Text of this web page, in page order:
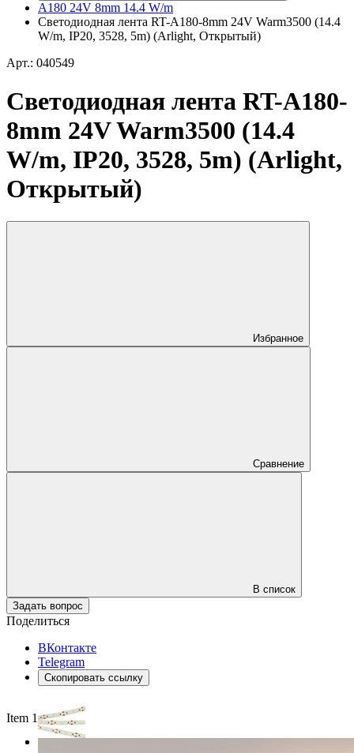
A180 24V 8mm 14.4 W/m
Светодиодная лента RT-A180-8mm 24V Warm3500 (14.4
W/m, IP20, 3528, 5m) (Arlight, Открытый)
Арт.: 040549
Светодиодная лента RT-A180-
8mm 24V Warm3500 (14.4
W/m, IP20, 3528, 5m) (Arlight,
Открытый)
Избранное
Сравнение
В список
Задать вопрос
Поделиться
ВКонтакте
Telegram
Скопировать ссылку
Item 1 of 2